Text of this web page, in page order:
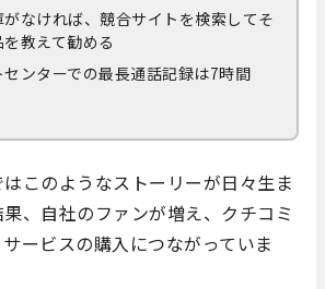
がなければ、競合サイトを検索してそ
教えて勧める
センターでの最長通話記録は7時間
このようなストーリーが日々生ま
、自社のファンが増え、クチコミ
ービスの購入につながっていま